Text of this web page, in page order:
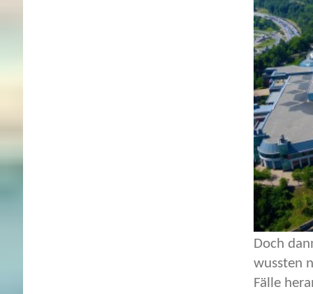
Doch
wussten
Fälle